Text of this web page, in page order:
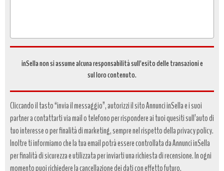
inSella non si assume alcuna responsabilità sull’esito delle transazioni e
sul loro contenuto.
Cliccando il tasto “invia il messaggio”, autorizzi il sito Annunci inSella e i suoi
partner a contattarti via mail o telefono per rispondere ai tuoi quesiti sull’auto di
tuo interesse o per finalità di marketing, sempre nel rispetto della privacy policy.
Inoltre ti informiamo che la tua email potrà essere controllata da Annunci inSella
per finalità di sicurezza e utilizzata per inviarti una richiesta di recensione. In ogni
momento puoi richiedere la cancellazione dei dati con effetto futuro.